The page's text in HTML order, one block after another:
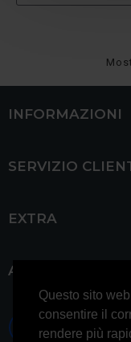
Questo sito
consentire il
rendere più
INFORMAZIONI
SERVIZIO
EXTRA
ACCOUNT
0697245677